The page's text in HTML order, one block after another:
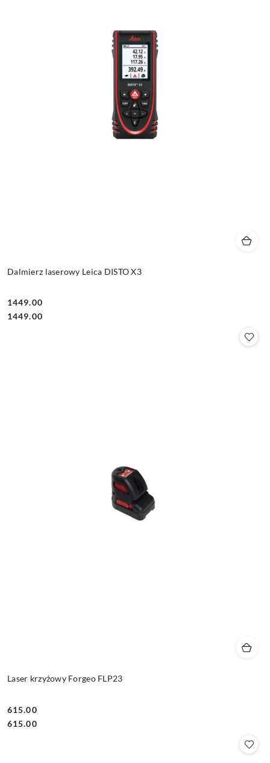
Dalmierz laserowy Leica DISTO X3
Cena:
1449.00
Cena:
1449.00
Laser krzyżowy Forgeo FLP23
Cena:
615.00
Cena:
615.00